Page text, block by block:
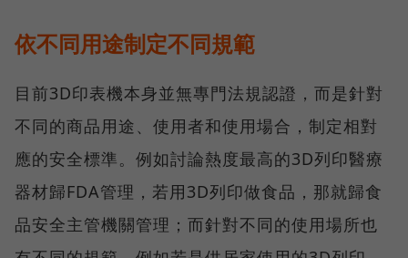
依不同用途制定不同規範
目前3D印表機本身並無專門法規認證，而是針對
不同的商品用途、使用者和使用場合，制定相對
應的安全標準。例如討論熱度最高的3D列印醫療
器材歸FDA管理，若用3D列印做食品，那就歸食
品安全主管機關管理；而針對不同的使用場所也